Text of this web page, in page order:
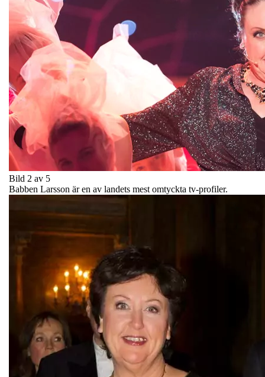
Bild 2 av 5
Babben Larsson är en av landets mest omtyckta tv-profiler.